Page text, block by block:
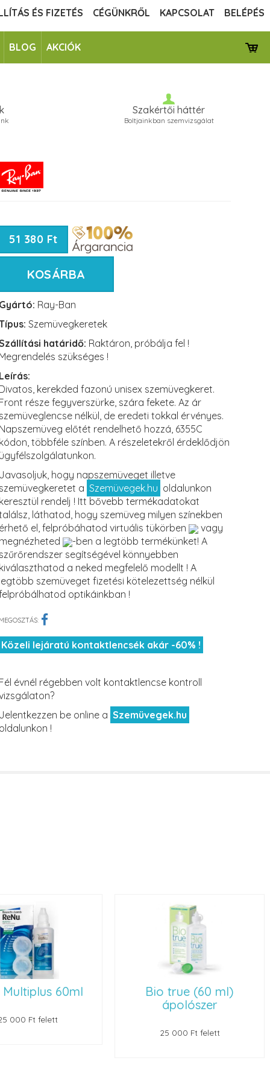
ÉS FIZETÉS CÉGÜNKRŐL KAPCSOLAT BELÉPÉS
BLOG AKCIÓK
Szakértői háttér
Boltjainkban szemvizsgálat
51 380 Ft
KOSÁRBA
Ray-Ban
Szemüvegkeretek
határidő: Raktáron, próbálja fel !
szükséges !
kerekded fazonú unisex szemüvegkeret.
része fegyverszürke, szára fekete. Az ár
nélkül, de eredeti tokkal érvényes.
előtét rendelhető hozzá, 6355C
többféle színben. A részeletekről érdeklődjön
hogy napszemüveget illetve
a Szemüvegek.hu oldalunkon
rendelj ! Itt bővebb termékadatokat
láthatod, hogy szemüveg milyen színekben
el, felpróbáhatod virtuális tükörben
vagy
-ben a legtöbb termékünket! A
segítségével könnyebben
a neked megfelelő modellt ! A
szemüveget fizetési kötelezettség nélkül
optikáinkban !
Közeli lejáratú kontaktlencsék akár -60% !
évnél régebben volt kontaktlencse kontroll
be online a Szemüvegek.hu
!
true (60 ml)
Mikroszálas
szemüvegtörlő (3 db)
30 000 Ft felett